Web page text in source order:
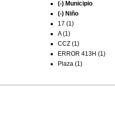
(-) Municipio
(-) Niño
17 (1)
A (1)
CCZ (1)
ERROR 413H (1)
Plaza (1)